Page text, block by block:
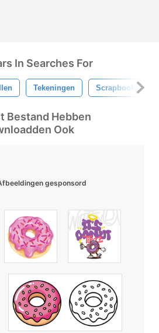
In Searches For
Tekeningen Scrapbooking
Bestand Hebben
Ook
gesponsord